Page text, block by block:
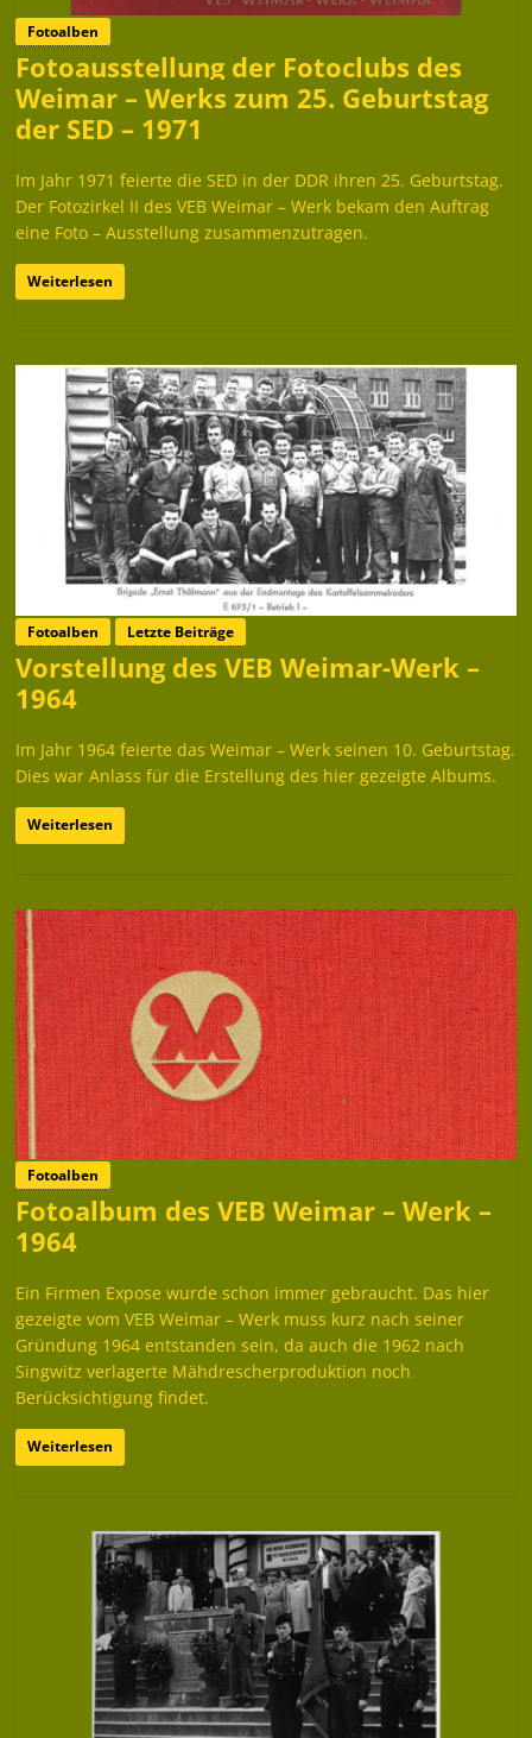
Fotoalben
Fotoausstellung der Fotoclubs des
Weimar – Werks zum 25. Geburtstag
der SED – 1971
Im Jahr 1971 feierte die SED in der DDR ihren 25. Geburtstag.
Der Fotozirkel II des VEB Weimar – Werk bekam den Auftrag
eine Foto – Ausstellung zusammenzutragen.
Weiterlesen
Fotoalben Letzte Beiträge
Vorstellung des VEB Weimar-Werk –
1964
Im Jahr 1964 feierte das Weimar – Werk seinen 10. Geburtstag.
Dies war Anlass für die Erstellung des hier gezeigte Albums.
Weiterlesen
Fotoalben
Fotoalbum des VEB Weimar – Werk –
1964
Ein Firmen Expose wurde schon immer gebraucht. Das hier
gezeigte vom VEB Weimar – Werk muss kurz nach seiner
Gründung 1964 entstanden sein, da auch die 1962 nach
Singwitz verlagerte Mähdrescherproduktion noch
Berücksichtigung findet.
Weiterlesen